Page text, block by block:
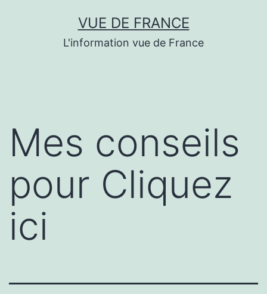
VUE DE FRANCE
L'information vue de France
Mes conseils
pour Cliquez
ici